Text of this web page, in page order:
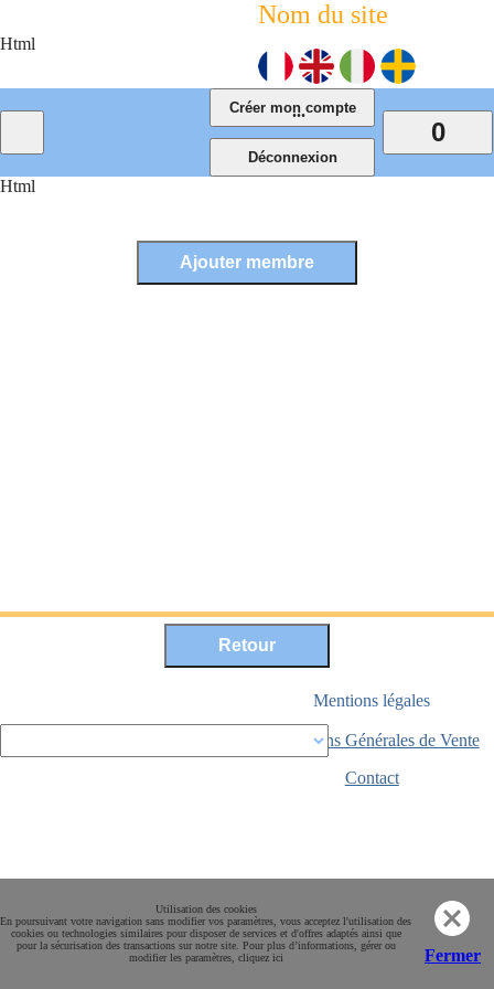
Html
Nom du site
Html
0
...
Utilisation des cookies
En poursuivant votre navigation sans modifier vos paramètres, vous acceptez l'utilisation des
cookies ou technologies similaires pour disposer de services et d'offres adaptés ainsi que
pour la sécurisation des transactions sur notre site. Pour plus d’informations, gérer ou
modifier les paramètres, cliquez ici
Fermer
Paiement sécurisé
Mentions légales
Conditions Générales de Vente
Contact